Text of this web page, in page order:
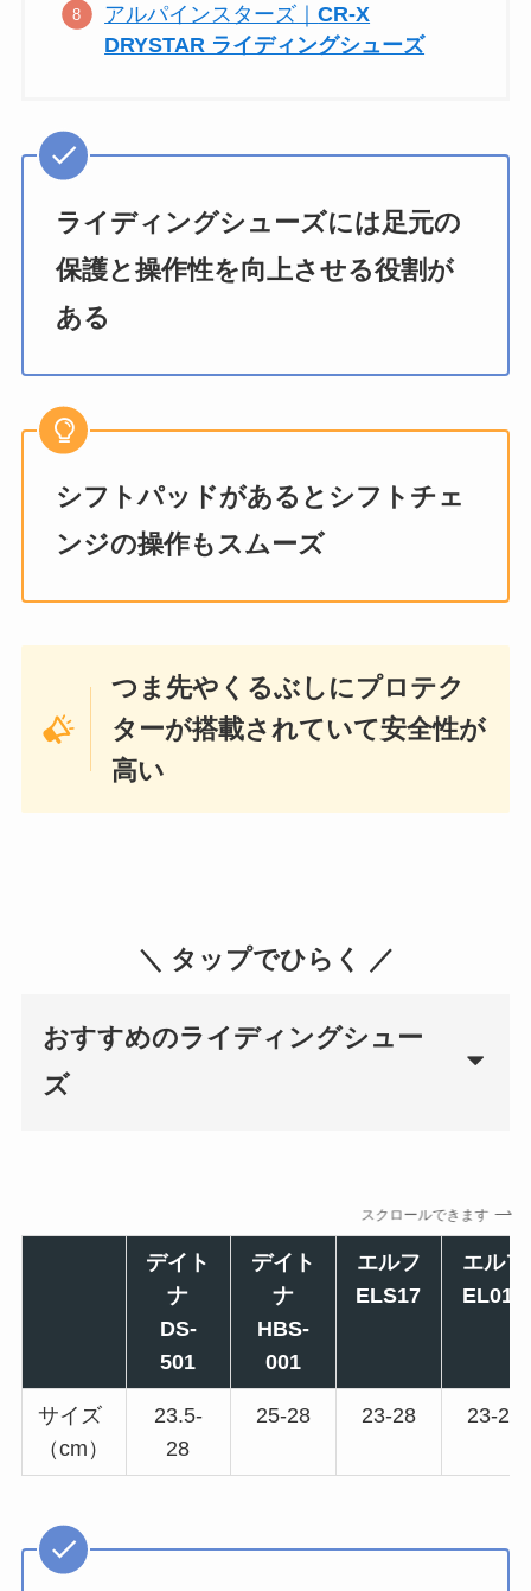
アルパインスターズ｜CR-X
DRYSTAR ライディングシューズ
ライディングシューズには足元の
保護と操作性を向上させる役割が
ある
シフトパッドがあるとシフトチェ
ンジの操作もスムーズ
つま先やくるぶしにプロテク
ターが搭載されていて安全性が
高い
＼ タップでひらく ／
おすすめのライディングシュー
ズ
スクロールできます
デイト
ナ
DS-
501
デイト
ナ
HBS-
001
エルフ
ELS17
エルフ
EL013
サイズ
（cm）
23.5-
28
25-28 23-28 23-28